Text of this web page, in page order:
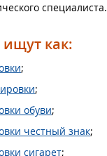
специалиста.
как:
;
;
обуви;
честный знак;
сигарет;